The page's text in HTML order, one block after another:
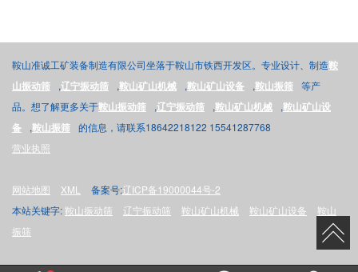
鞍山准诚工矿装备制造有限公司坐落于鞍山市铁西开发区。专业设计、制造鞍
山振动筛
,辽宁振动筛 ,鞍山矿山机械 ,鞍山矿山设备 ,鞍山振筛 等产
品。想了解更多关于鞍山振动筛 ,辽宁振动筛 ,鞍山矿山机械 ,鞍山矿山设
备
,鞍山振筛 的信息，请联系18642218122 15541287768
营业执照
网站地图 XML 备案号:辽ICP备19000044号-2
本站关键字: 鞍山振动筛 辽宁振动筛 鞍山矿山机械 鞍山矿山设备
鞍山
振筛